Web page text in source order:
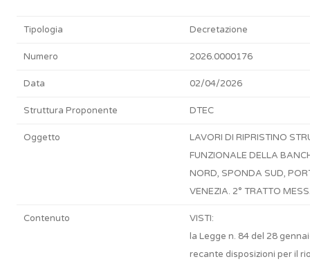
Tipologia Decretazione
Numero 2026.0000176
Data 02/04/2026
Struttura Proponente DTEC
Oggetto
LAVORI DI RIPRISTINO
FUNZIONALE DELLA
NORD, SPONDA SUD,
VENEZIA. 2° TRATTO
Contenuto
VISTI:
la Legge n. 84 del 28
recante disposizioni per il